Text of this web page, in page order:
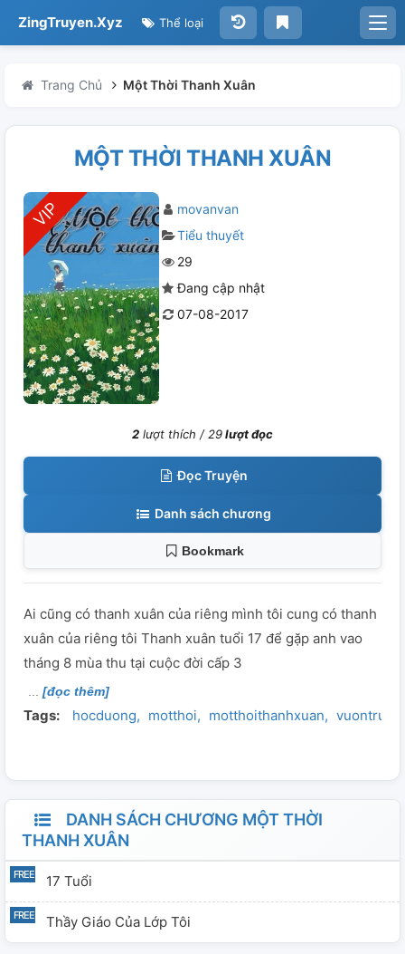
ZingTruyen.Xyz Thể loại
Trang Chủ Một Thời Thanh Xuân
MỘT THỜI THANH XUÂN
movanvan
Tiểu thuyết
29
Đang cập nhật
07-08-2017
2 lượt thích /29lượt đọc
Đọc Truyện
Danh sách chương
Bookmark
Ai cũng có thanh xuân của riêng mình tôi cung có thanh
xuân của riêng tôi Thanh xuân tuổi 17 để gặp anh vao
tháng 8 mùa thu tại cuộc đời cấp 3
[đọc thêm]
Tags: hocduong motthoi motthoithanhxuan
DANH SÁCH CHƯƠNG MỘT THỜI
THANH XUÂN
17 Tuổi
Thầy Giáo Của Lớp Tôi